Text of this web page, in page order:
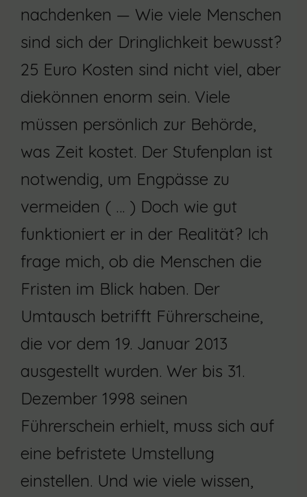
nachdenken — Wie viele Menschen
sind sich der Dringlichkeit bewusst?
25 Euro Kosten sind nicht viel, aber
diekönnen enorm sein. Viele
müssen persönlich zur Behörde,
was Zeit kostet. Der Stufenplan ist
notwendig, um Engpässe zu
vermeiden ( … ) Doch wie gut
funktioniert er in der Realität? Ich
frage mich, ob die Menschen die
Fristen im Blick haben. Der
Umtausch betrifft Führerscheine,
die vor dem 19. Januar 2013
ausgestellt wurden. Wer bis 31.
Dezember 1998 seinen
Führerschein erhielt, muss sich auf
eine befristete Umstellung
einstellen. Und wie viele wissen,